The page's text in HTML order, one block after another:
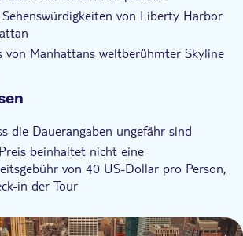
von Liberty Harbor
von Manhattans weltberühmter Skyline
die Dauerangaben ungefähr sind
beinhaltet nicht eine
von 40 US-Dollar pro Person,
in der Tour
Gewicht pro Passagier
aus Sicherheitsgründen eine
in New York